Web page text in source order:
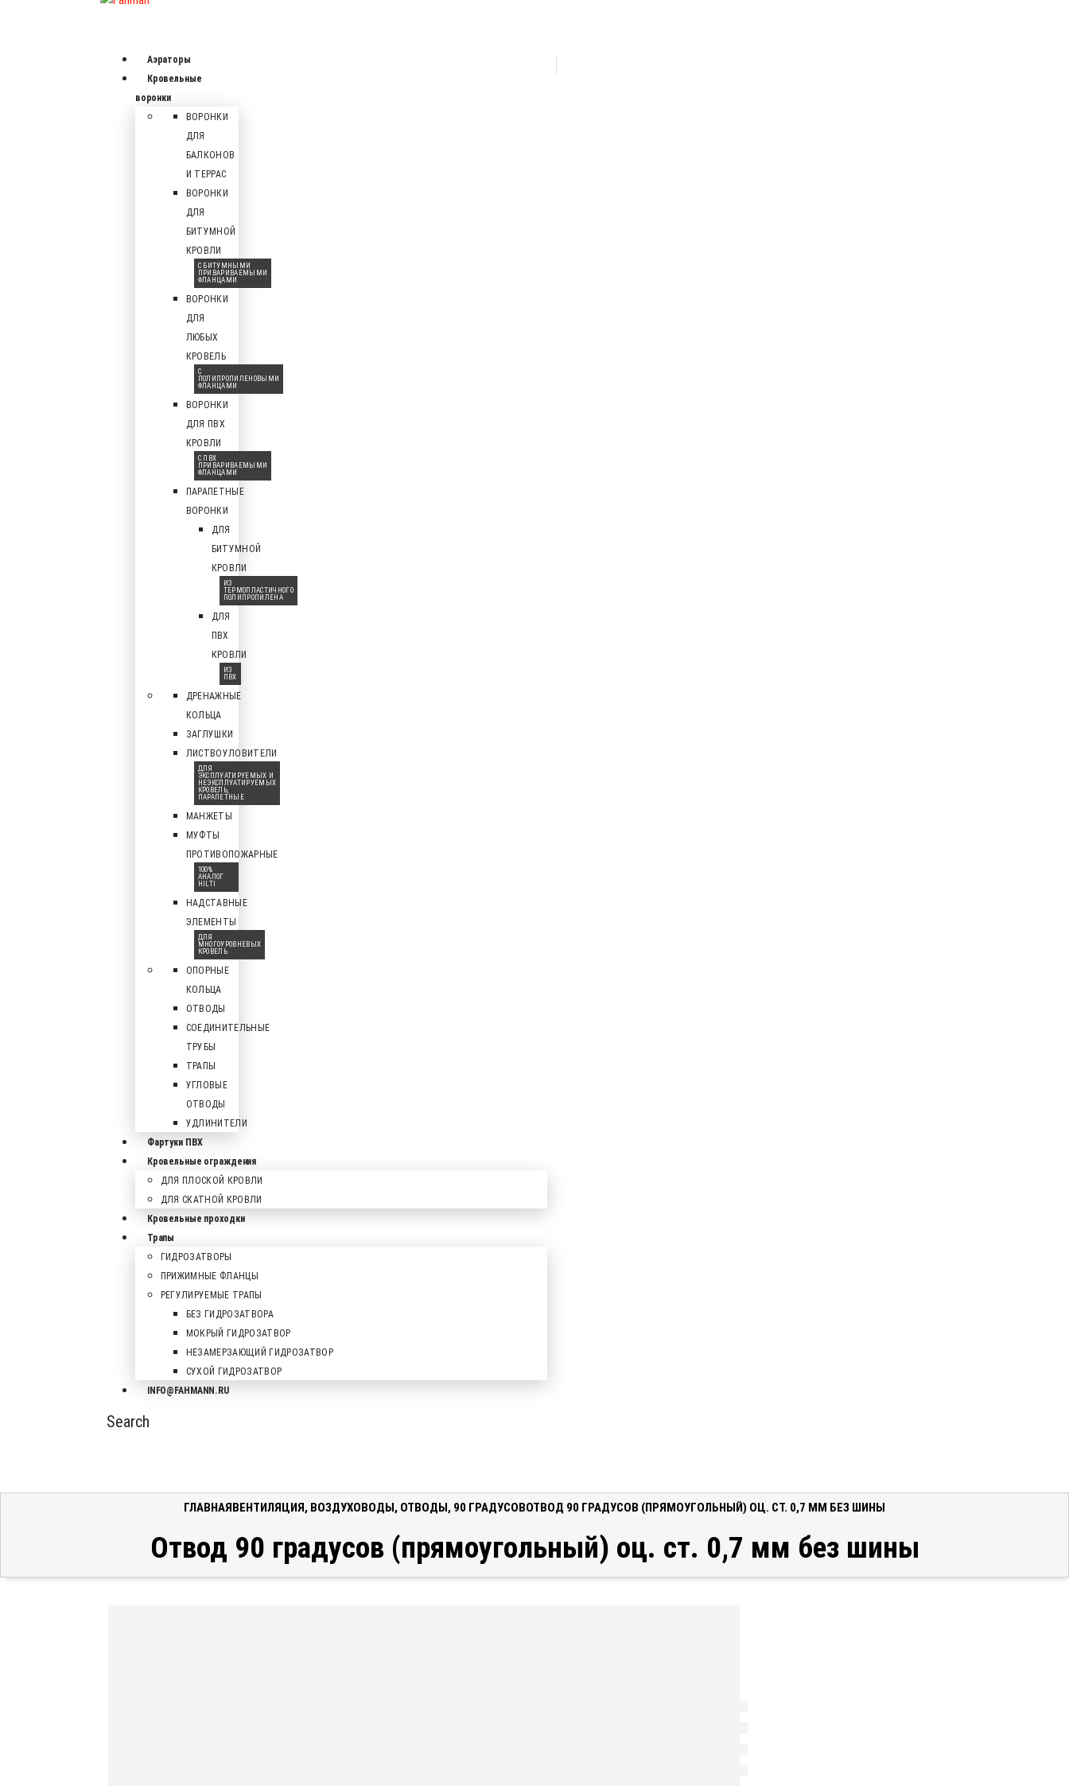
Аэраторы
Кровельные
воронки
ВОРОНКИ
ДЛЯ
БАЛКОНОВ
И ТЕРРАС
ВОРОНКИ
ДЛЯ
БИТУМНОЙ
КРОВЛИ
С БИТУМНЫМИ
ПРИВАРИВАЕМЫМИ
ФЛАНЦАМИ
ВОРОНКИ
ДЛЯ
ЛЮБЫХ
КРОВЕЛЬ
С
ПОЛИПРОПИЛЕНОВЫМИ
ФЛАНЦАМИ
ВОРОНКИ
ДЛЯ ПВХ
КРОВЛИ
С ПВХ
ПРИВАРИВАЕМЫМИ
ФЛАНЦАМИ
ПАРАПЕТНЫЕ
ВОРОНКИ
ДЛЯ
БИТУМНОЙ
КРОВЛИ
ИЗ
ТЕРМОПЛАСТИЧНОГО
ПОЛИПРОПИЛЕНА
ДЛЯ
ПВХ
КРОВЛИ
ИЗ
ПВХ
ДРЕНАЖНЫЕ
КОЛЬЦА
ЗАГЛУШКИ
ЛИСТВОУЛОВИТЕЛИ
ДЛЯ
ЭКСПЛУАТИРУЕМЫХ И
НЕЭКСПЛУАТИРУЕМЫХ
КРОВЕЛЬ,
ПАРАПЕТНЫЕ
МАНЖЕТЫ
МУФТЫ
ПРОТИВОПОЖАРНЫЕ
100%
АНАЛОГ
HILTI
НАДСТАВНЫЕ
ЭЛЕМЕНТЫ
ДЛЯ
МНОГОУРОВНЕВЫХ
КРОВЕЛЬ
ОПОРНЫЕ
КОЛЬЦА
ОТВОДЫ
СОЕДИНИТЕЛЬНЫЕ
ТРУБЫ
ТРАПЫ
УГЛОВЫЕ
ОТВОДЫ
УДЛИНИТЕЛИ
Фартуки ПВХ
Кровельные ограждения
ДЛЯ ПЛОСКОЙ КРОВЛИ
ДЛЯ СКАТНОЙ КРОВЛИ
Кровельные проходки
Трапы
ГИДРОЗАТВОРЫ
ПРИЖИМНЫЕ ФЛАНЦЫ
РЕГУЛИРУЕМЫЕ ТРАПЫ
БЕЗ ГИДРОЗАТВОРА
МОКРЫЙ ГИДРОЗАТВОР
НЕЗАМЕРЗАЮЩИЙ ГИДРОЗАТВОР
СУХОЙ ГИДРОЗАТВОР
INFO@FAHMANN.RU
Search
ГЛАВНАЯВЕНТИЛЯЦИЯ, ВОЗДУХОВОДЫ, ОТВОДЫ, 90 ГРАДУСОВОТВОД 90 ГРАДУСОВ (ПРЯМОУГОЛЬНЫЙ) ОЦ. СТ. 0,7 ММ БЕЗ ШИНЫ
Отвод 90 градусов (прямоугольный) оц. ст. 0,7 мм без шины